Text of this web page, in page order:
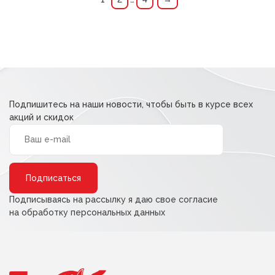
Подпишитесь на наши новости, чтобы быть в курсе всех
акций и скидок
Подписываясь на рассылку я даю свое согласие
на обработку персональных данных